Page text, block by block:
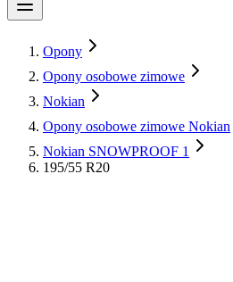
Opony
Opony osobowe zimowe
Nokian
Opony osobowe zimowe Nokian
Nokian SNOWPROOF 1
195/55 R20